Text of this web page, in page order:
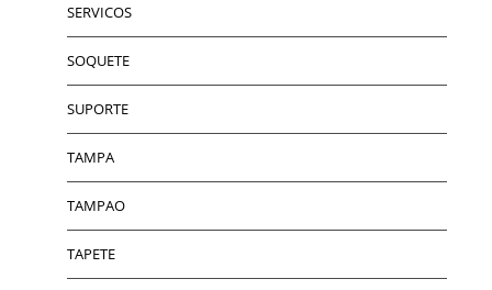
SERVICOS
SOQUETE
SUPORTE
TAMPA
TAMPAO
TAPETE